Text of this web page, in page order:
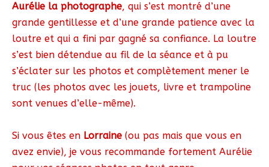
Aurélie la photographe, qui s’est montré d’une
grande gentillesse et d’une grande patience avec la
loutre et qui a fini par gagné sa confiance. La loutre
s’est bien détendue au fil de la séance et à pu
s’éclater sur les photos et complètement mener le
truc (les photos avec les jouets, livre et trampoline
sont venues d’elle-même).
Si vous êtes en Lorraine (ou pas mais que vous en
avez envie), je vous recommande fortement Aurélie